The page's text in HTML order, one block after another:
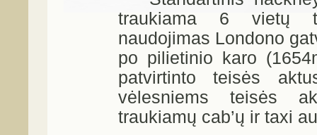
traukiama 6 vietų
naudojimas Londono
po pilietinio karo
patvirtinto teisės
vėlesniems teisės
traukiamų cab’ų ir taxi